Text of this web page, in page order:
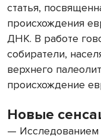
статья,
происхождения
ДНК. В работе
собиратели,
верхнего
происхождение
Новые
—